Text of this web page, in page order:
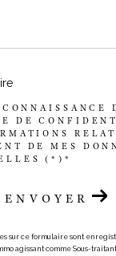
DE
DE MES
(*)*
ENVOYER
sur ce formulaire sont
agissant comme Sous-